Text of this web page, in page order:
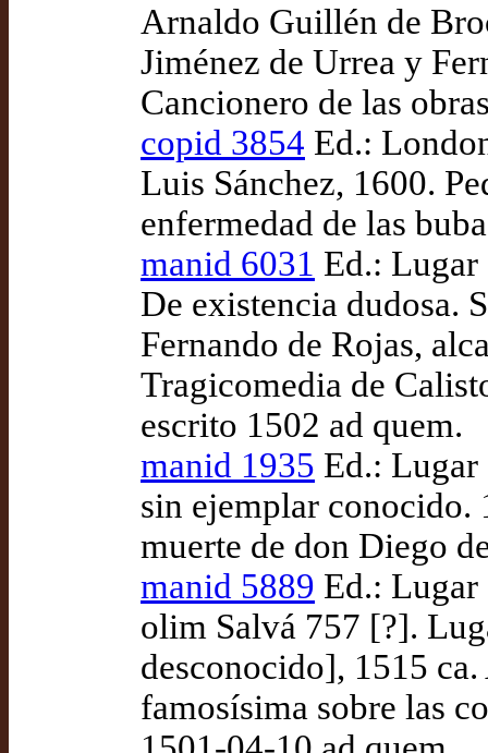
Arnaldo Guillén de
Jiménez de Urrea y
Cancionero de las
copid 3854 Ed.:
Luis Sánchez, 1600.
enfermedad de las
manid 6031 Ed.: Lugar
De existencia dudosa.
Fernando de Rojas,
Tragicomedia de
escrito 1502 ad quem.
manid 1935 Ed.: Lugar
sin ejemplar conocido.
muerte de don Diego
manid 5889 Ed.: Lugar
olim Salvá 757 [?].
desconocido], 1515
famosísima sobre las